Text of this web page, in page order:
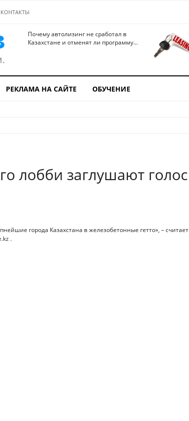
КОНТАКТЫ
Почему автолизинг не сработал в
Казахстане и отменят ли программу...
РЕКЛАМА НА САЙТЕ ОБУЧЕНИЕ
лобби заглушают голос
города Казахстана в железобетонные гетто», – считает
.